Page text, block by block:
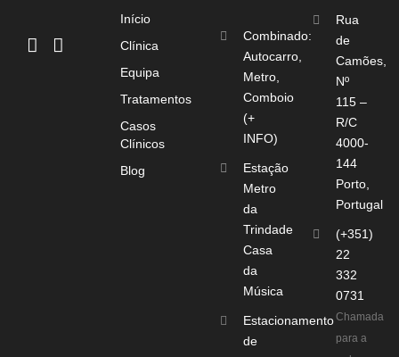
Início
Clínica
Equipa
Tratamentos
Casos
Clínicos
Blog
Combinado:
Autocarro,
Metro,
Comboio
(+
INFO)
Estação
Metro
da
Trindade
Casa
da
Música
Estacionamento
de
Rua
de
Camões,
Nº
115 –
R/C
4000-
144
Porto,
Portugal
(+351)
22
332
0731
Chamada
para a